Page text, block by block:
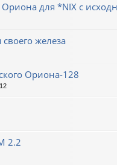
для *NIX с
железа
Ориона-128
2.2